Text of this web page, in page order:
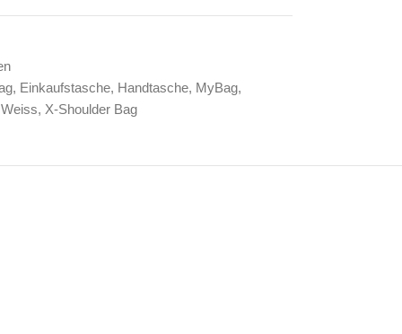
, Einkaufstasche, Handtasche, MyBag,
Weiss, X-Shoulder Bag